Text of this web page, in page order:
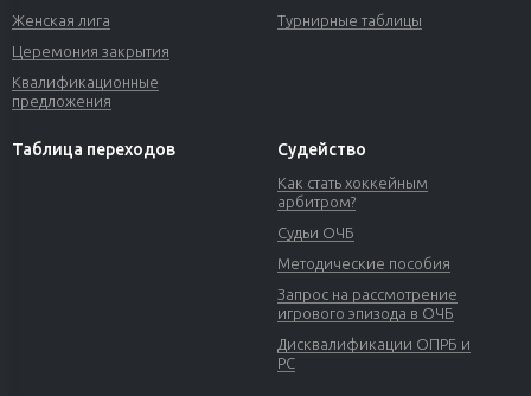
Женская лига
Церемония закрытия
Квалификационные
предложения
Турнирные таблицы
Таблица переходов Судейство
Как стать хоккейным
арбитром?
Судьи ОЧБ
Методические пособия
Запрос на рассмотрение
игрового эпизода в ОЧБ
Дисквалификации ОПРБ и
РС